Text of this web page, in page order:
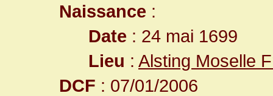
Naissance :
Date : 24 mai 1699
Lieu : Alsting Moselle
DCF : 07/01/2006